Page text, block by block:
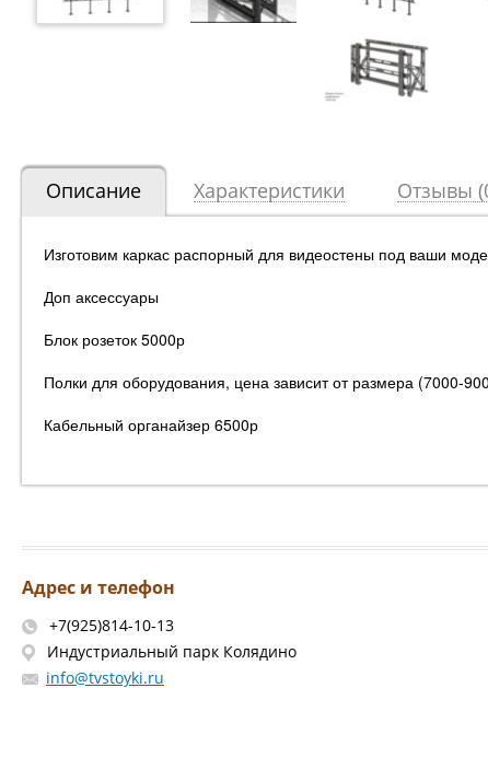
Описание Характеристики Отзывы
Изготовим каркас распорный для видеостены под ваши
Доп аксессуары
Блок розеток 5000р
Полки для оборудования, цена зависит от размера (7000-
Кабельный органайзер 6500р
Адрес и телефон
+7(925)814-10-13
Индустриальный парк Колядино
info@tvstoyki.ru